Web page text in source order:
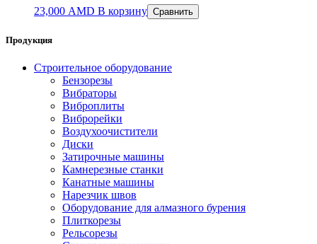
23,000 AMD В корзину Сравнить
Продукция
Строительное оборудование
Бензорезы
Вибраторы
Виброплиты
Виброрейки
Воздухоочистители
Диски
Затирочные машины
Камнерезные станки
Канатные машины
Нарезчик швов
Оборудование для алмазного бурения
Плиткорезы
Рельсорезы